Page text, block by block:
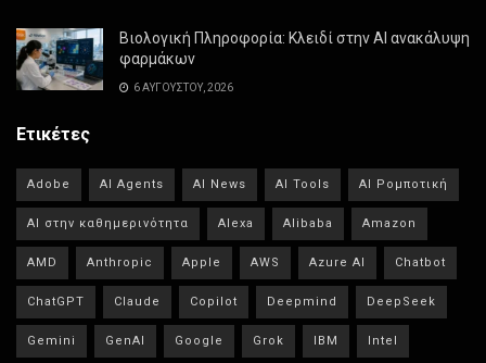
Βιολογική Πληροφορία: Κλειδί στην AI ανακάλυψη
φαρμάκων
6 ΑΥΓΟΎΣΤΟΥ, 2026
Ετικέτες
Adobe AI Agents AI News AI Tools AI Ρομποτική
AI στην καθημερινότητα Alexa Alibaba Amazon
AMD Anthropic Apple AWS Azure AI Chatbot
ChatGPT Claude Copilot Deepmind DeepSeek
Gemini GenAI Google Grok IBM Intel